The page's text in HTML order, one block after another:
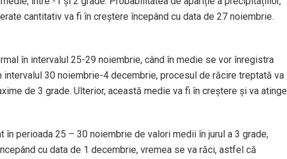
cantitativ va fi în creștere începând cu data de 27 noiembrie.
în intervalul 25-29 noiembrie, când în medie se vor înregistra
30 noiembrie-4 decembrie, procesul de răcire treptată va
de 3 grade. Ulterior, această medie va fi în creștere și va atinge
în perioada 25 – 30 noiembrie de valori medii în jurul a 3 grade,
cu data de 1 decembrie, vremea se va răci, astfel că